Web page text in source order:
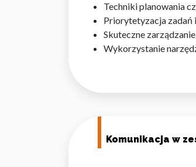
Techniki planowania
Priorytetyzacja zadań
Skuteczne
Wykorzystanie
Komunikacja w